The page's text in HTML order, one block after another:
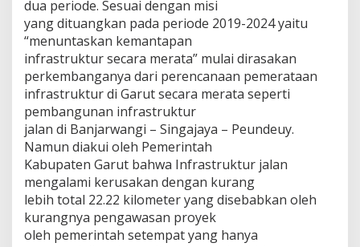
dua periode. Sesuai dengan misi
yang dituangkan pada periode 2019-2024 yaitu
“menuntaskan kemantapan
infrastruktur secara merata” mulai dirasakan
perkembanganya dari perencanaan pemerataan
infrastruktur di Garut secara merata seperti
pembangunan infrastruktur
jalan di Banjarwangi – Singajaya – Peundeuy.
Namun diakui oleh Pemerintah
Kabupaten Garut bahwa Infrastruktur jalan
mengalami kerusakan dengan kurang
lebih total 22.22 kilometer yang disebabkan oleh
kurangnya pengawasan proyek
oleh pemerintah setempat yang hanya